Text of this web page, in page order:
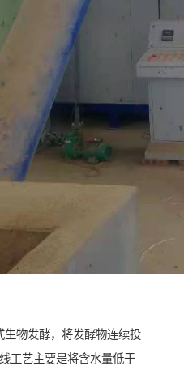
生物发酵，将发酵物连续投
工艺主要是将含水量低于